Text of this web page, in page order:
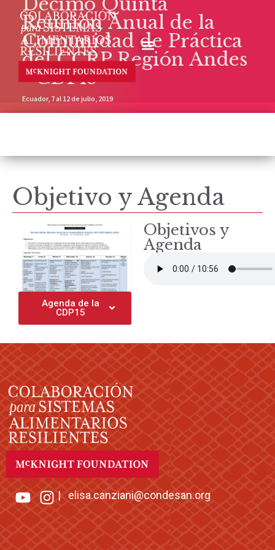
Reunión Anual de la
Comunidad de Práctica
del CCRP Región Andes
- CDP15
Ecuador, 7 al 12 de julio, 2019
Objetivo y Agenda
Agenda de la
CDP15
Objetivos y
Agenda
|elisa.canziani@condesan.org